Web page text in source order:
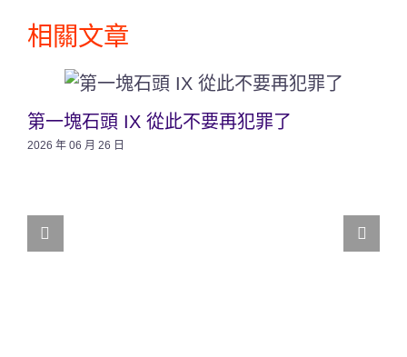
相關文章
第一塊石頭 IX 從此不要再犯罪了
2026 年 06 月 26 日